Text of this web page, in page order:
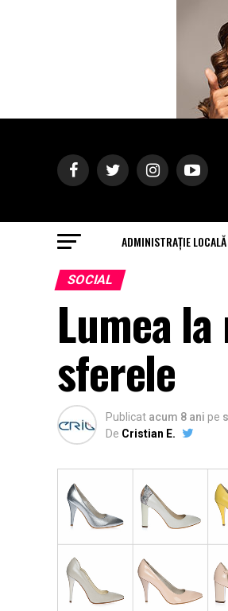
ADMINISTRAȚIE LOCALĂ
SOCIAL
Lumea
sferele
Publicat acum 8 ani pe
De Cristian E.